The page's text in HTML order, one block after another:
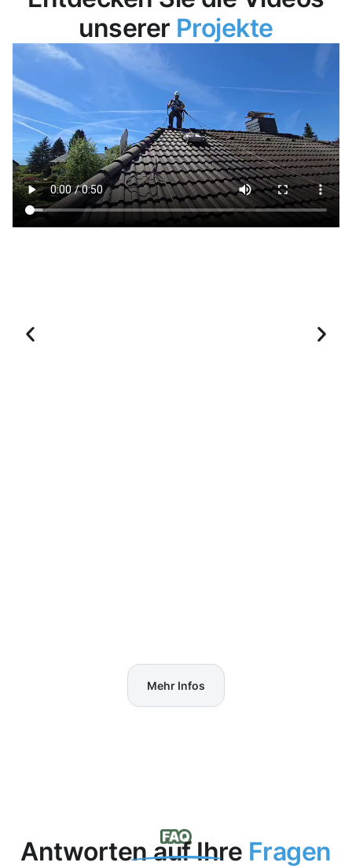
unserer Projekte
Mehr Infos
Antworten auf Ihre Fragen